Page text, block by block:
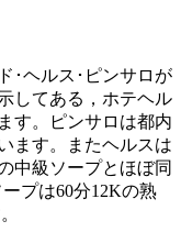
･ヘルス･ピンサロが
してある，ホテヘル
す。ピンサロは都内
ます。またヘルスは
中級ソープとほぼ同
プは60分12Kの熟